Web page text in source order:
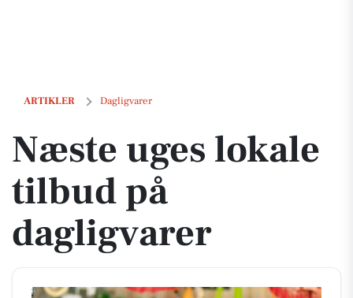
ARTIKLER Dagligvarer
Næste uges lokale tilbud på dagligvarer
Næste uges lokale
tilbud på
dagligvarer